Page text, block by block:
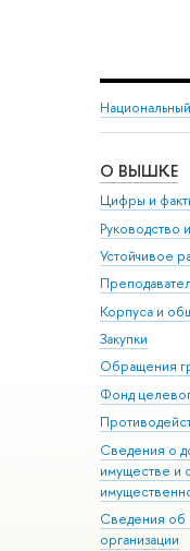
О ВЫШКЕ
Цифры и
Руководство
Устойчивое
Корпуса и
Закупки
Обращения
Фонд
Сведения о
имуществе и
Сведения об
организации